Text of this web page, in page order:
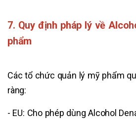
7. Quy định pháp lý về
phẩm
Các tổ chức quản lý mỹ phẩm
ràng:
- EU: Cho phép dùng Alcohol